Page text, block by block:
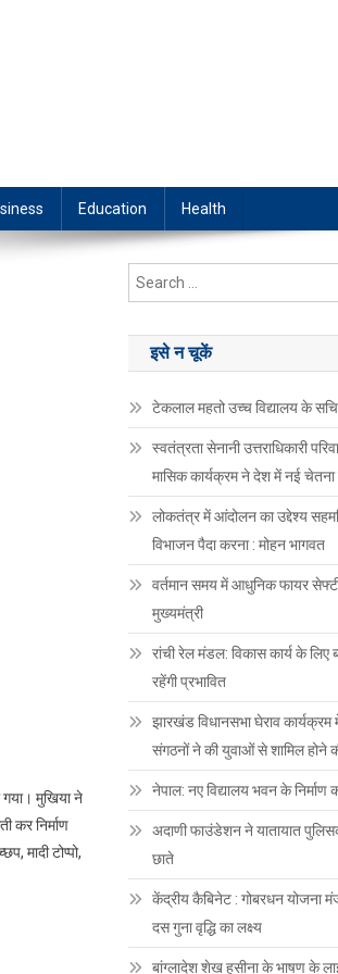
Education Health
गया। मुखिया ने
कर निर्माण
मादी टोप्पो,
इसे न चूकें
टेकलाल महतो उच्च विद्यालय के
स्वतंत्रता सेनानी उत्तराधिकारी
मासिक कार्यक्रम ने देश में नई
लोकतंत्र में आंदोलन का उद्देश्य
विभाजन पैदा करना : मोहन भागवत
वर्तमान समय में आधुनिक फायर
मुख्यमंत्री
रांची रेल मंडल: विकास कार्य के
रहेंगी प्रभावित
झारखंड विधानसभा घेराव
संगठनों ने की युवाओं से शामिल होने
नेपाल: नए विद्यालय भवन के निर्माण
अदाणी फाउंडेशन ने यातायात
छाते
केंद्रीय कैबिनेट : गोबरधन योजना
दस गुना वृद्धि का लक्ष्य
बांग्लादेश शेख हसीना के भाषण के